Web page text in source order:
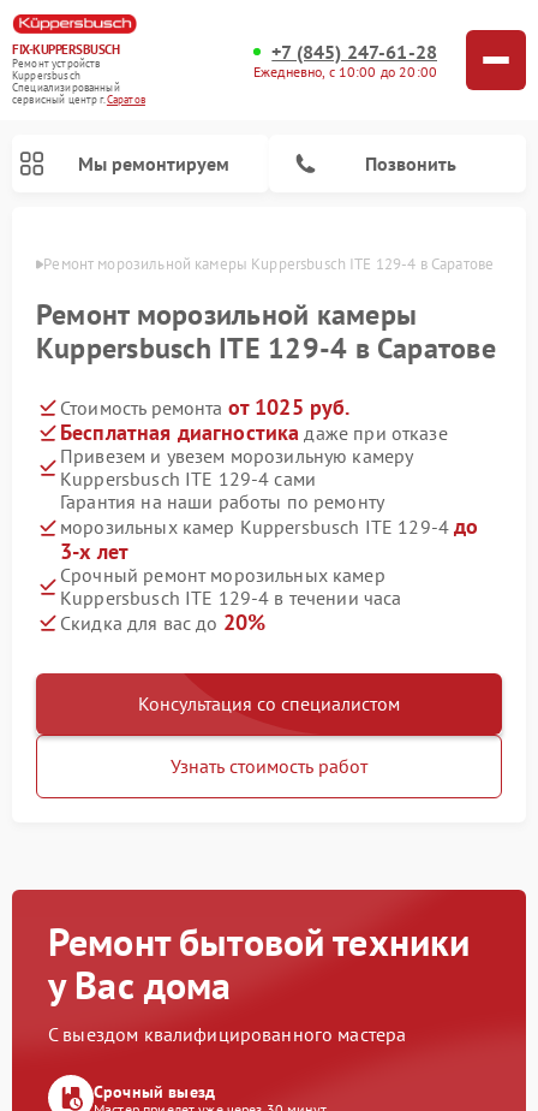
FIX-KUPPERSBUSCH
Ремонт устройств
Kuppersbusch
Специализированный
cервисный центр г.Саратов
+7 (845) 247-61-28
Ежедневно, с 10:00 до 20:00
Мы ремонтируем Позвонить
Ремонт морозильной камеры Kuppersbusch ITE 129-4 в Саратове
Ремонт морозильной камеры
Kuppersbusch ITE 129-4 в Саратове
Стоимость ремонта от 1025 руб.
Бесплатная диагностика даже при отказе
Привезем и увезем морозильную камеру
Kuppersbusch ITE 129-4 сами
Гарантия на наши работы по ремонту
морозильных камер Kuppersbusch ITE 129-4до
3-х лет
Срочный ремонт морозильных камер
Kuppersbusch ITE 129-4 в течении часа
Скидка для вас до 20%
Консультация со специалистом
Узнать стоимость работ
Ремонт бытовой техники
у Вас дома
С выездом квалифицированного мастера
Срочный выезд